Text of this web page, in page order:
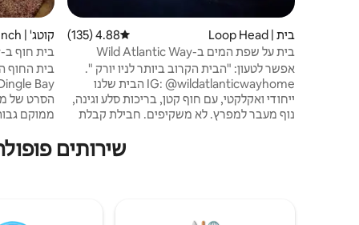
בית | Loop Head דירוג ממוצע של 4.88 מתוך 5, 135 ביקורות
4.88 (135)
בית על שפת המים ב-Wild Atlantic Way
אפשר לטעון: "הבית הקרוב ביותר לניו יורק ".
IG: @wildatlanticwayhome הבית שלנו
ייחודי ואקלקטי, עם חוף קטן, בריכות סלע וגינה,
נוף מעבר למפרץ. לא משקיפים. חבילת קבלת
פאב/מסעדה 150 מטר (עונתי) מגרש משחקים
150 מטר במרחק צעדים ספורים לדיג ולטיולים
ציפורים, גלישה, קיאק, פאבים, מוזיקה חיה.
קוטג' | Inch
בית חוף ב-Wild Atlantic Way באינץ' קוקרי.
בית החוף
הסרט של
ממוקם
בכניסה.
שירותים